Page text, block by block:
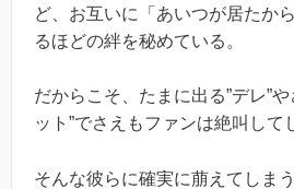
ど、お互いに「あいつが居たか
るほどの絆を秘めている。
だからこそ、たまに出る”デレ”
ット”でさえもファンは絶叫して
そんな彼らに確実に萠えてしま